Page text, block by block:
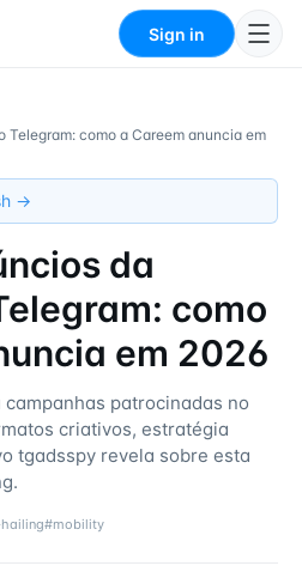
Sign in
Telegram: como a Careem anuncia em
→
da
como
em 2026
patrocinadas no
criativos, estratégia
tgadsspy revela sobre esta
#mobility